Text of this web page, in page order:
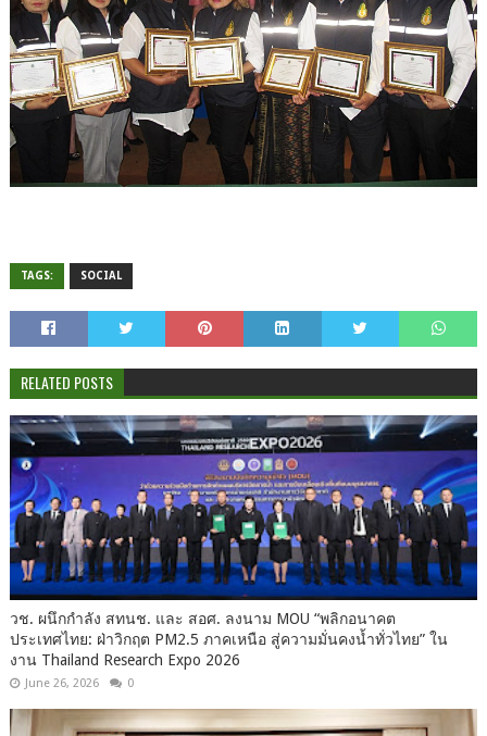
TAGS: SOCIAL
RELATED POSTS
วช. ผนึกกำลัง สทนช. และ สอศ. ลงนาม MOU “พลิกอนาคต
ประเทศไทย: ฝ่าวิกฤต PM2.5 ภาคเหนือ สู่ความมั่นคงน้ำทั่วไทย” ใน
งาน Thailand Research Expo 2026
June 26, 2026 0